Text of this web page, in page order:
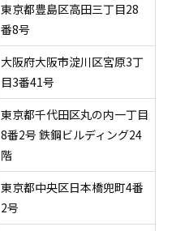
東京都豊島区高田三丁目28
番8号
大阪府大阪市淀川区宮原3丁
目3番41号
東京都千代田区丸の内一丁目
8番2号 鉄鋼ビルディング24
階
東京都中央区日本橋兜町4番
2号